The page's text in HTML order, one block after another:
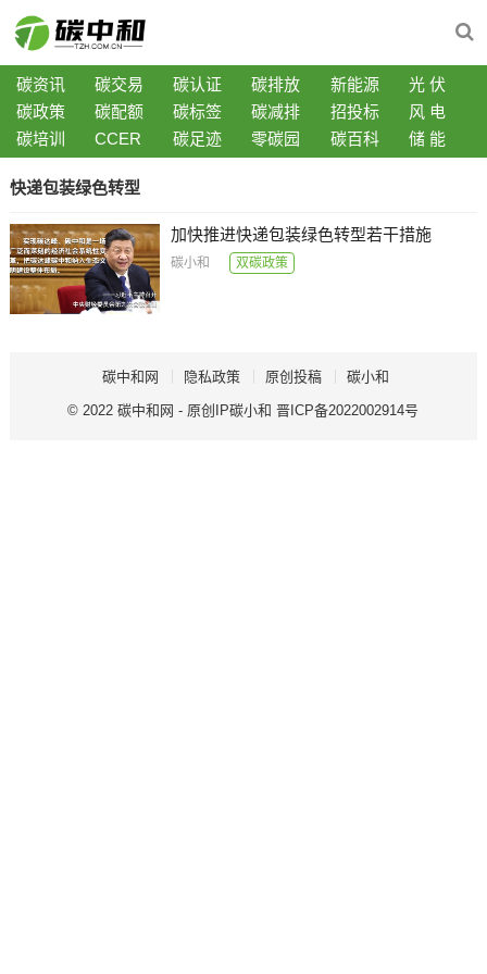
碳资讯 碳交易 碳认证 碳排放 新能源
光 伏
碳政策
碳配额 碳标签 碳减排 招投标
风 电
碳培训
CCER 碳足迹 零碳园 碳百科 储 能
快递包装绿色转型
加快推进快递包装绿色转型若干措施
碳小和 双碳政策
碳中和网 隐私政策 原创投稿 碳小和
© 2022碳中和网 - 原创IP碳小和 晋ICP备2022002914号